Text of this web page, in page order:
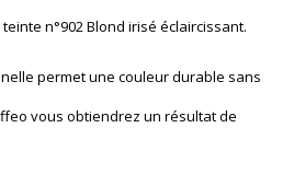
n°902 Blond irisé éclaircissant.
permet une couleur durable sans
vous obtiendrez un résultat de